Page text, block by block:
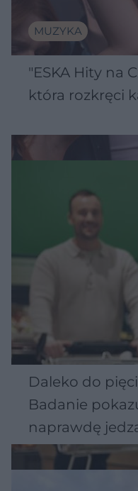
MUZYKA
"ESKA Hity na
która rozkręci
Daleko do
Badanie
naprawdę